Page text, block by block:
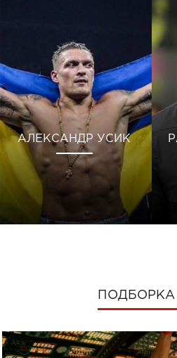
АЛЕКСАНДР УСИК